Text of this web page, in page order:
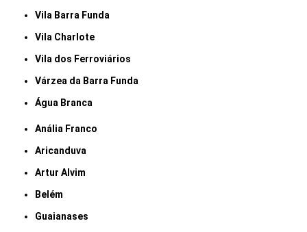
Vila Barra Funda
Vila Charlote
Vila dos Ferroviários
Várzea da Barra Funda
Água Branca
Anália Franco
Aricanduva
Artur Alvim
Belém
Guaianases